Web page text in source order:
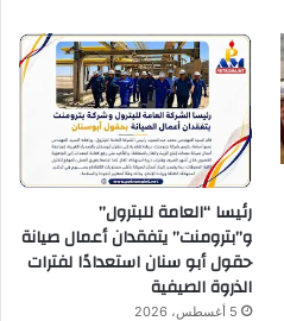
رئيسا “العامة للبترول”
و”بترومنت” يتفقدان أعمال صيانة
حقول أبو سنان استعدادًا لفترات
الذروة الصيفية
5 أغسطس، 2026